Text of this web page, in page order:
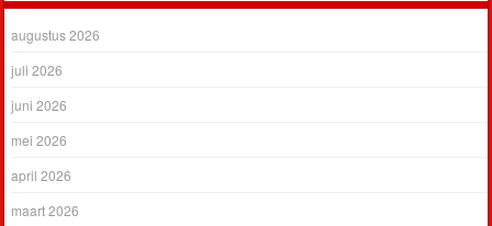
augustus 2026
juli 2026
juni 2026
mei 2026
april 2026
maart 2026